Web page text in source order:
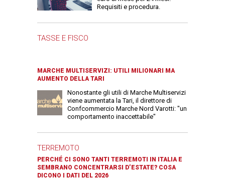
Requisiti e procedura.
TASSE E FISCO
MARCHE MULTISERVIZI: UTILI MILIONARI MA
AUMENTO DELLA TARI
Nonostante gli utili di Marche Multiservizi
viene aumentata la Tari, il direttore di
Confcommercio Marche Nord Varotti: "un
comportamento inaccettabile"
TERREMOTO
PERCHÉ CI SONO TANTI TERREMOTI IN ITALIA E
SEMBRANO CONCENTRARSI D’ESTATE? COSA
DICONO I DATI DEL 2026